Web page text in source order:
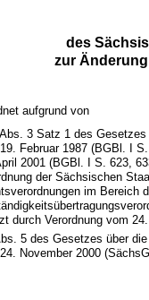
des
zur
aufgrund von
3 Satz 1 des
Februar 1987 (BGBl. I
2001 (BGBl. I S. 623,
der Sächsischen
im Bereich
durch Verordnung vom
5 des Gesetzes über
November 2000